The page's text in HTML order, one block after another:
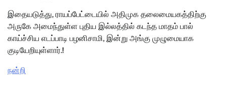
இதையடுத்து, ராயப்பேட்டையில் அதிமுக தலைமையகத்திற்கு
அருகே அமைந்துள்ள புதிய இல்லத்தில் கடந்த மாதம் பால்
காய்ச்சிய எடப்பாடி பழனிசாமி, இன்று அங்கு முழுமையாக
குடியேறியுள்ளார்.!
நன்றி